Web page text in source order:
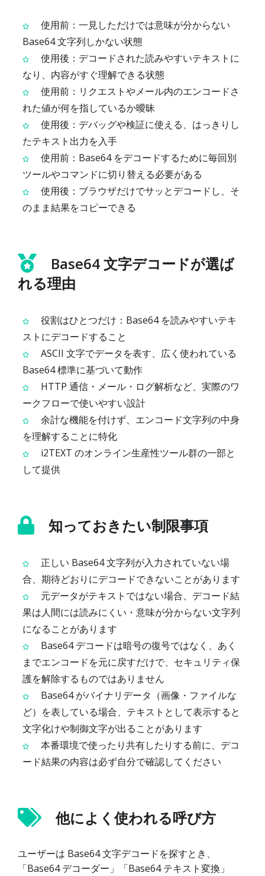
使用前：一見しただけでは意味が分からない
Base64 文字列しかない状態
使用後：デコードされた読みやすいテキストに
なり、内容がすぐ理解できる状態
使用前：リクエストやメール内のエンコードさ
れた値が何を指しているか曖昧
使用後：デバッグや検証に使える、はっきりし
たテキスト出力を入手
使用前：Base64 をデコードするために毎回別
ツールやコマンドに切り替える必要がある
使用後：ブラウザだけでサッとデコードし、そ
のまま結果をコピーできる
Base64 文字デコードが選ば
れる理由
役割はひとつだけ：Base64 を読みやすいテキ
ストにデコードすること
ASCII 文字でデータを表す、広く使われている
Base64 標準に基づいて動作
HTTP 通信・メール・ログ解析など、実際のワ
ークフローで使いやすい設計
余計な機能を付けず、エンコード文字列の中身
を理解することに特化
i2TEXT のオンライン生産性ツール群の一部と
して提供
知っておきたい制限事項
正しい Base64 文字列が入力されていない場
合、期待どおりにデコードできないことがあります
元データがテキストではない場合、デコード結
果は人間には読みにくい・意味が分からない文字列
になることがあります
Base64 デコードは暗号の復号ではなく、あく
までエンコードを元に戻すだけで、セキュリティ保
護を解除するものではありません
Base64 がバイナリデータ（画像・ファイルな
ど）を表している場合、テキストとして表示すると
文字化けや制御文字が出ることがあります
本番環境で使ったり共有したりする前に、デコ
ード結果の内容は必ず自分で確認してください
他によく使われる呼び方
ユーザーは Base64 文字デコードを探すとき、
「Base64 デコーダー」「Base64 テキスト変換」